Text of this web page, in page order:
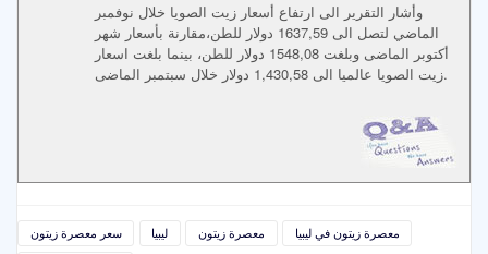
وأشار التقرير الى ارتفاع أسعار زيت الصويا خلال نوفمبر
الماضي لتصل الى 1637,59 دولار للطن،مقارنة بأسعار شهر
أكتوبر الماضى وبلغت 1548,08 دولار للطن، بينما بلغت اسعار
زيت الصويا عالميا الى 1,430,58 دولار خلال سبتمبر الماضى.
سعر معصرة زيتون ليبيا معصرة زيتون
معصرة زيتون في ليبيا